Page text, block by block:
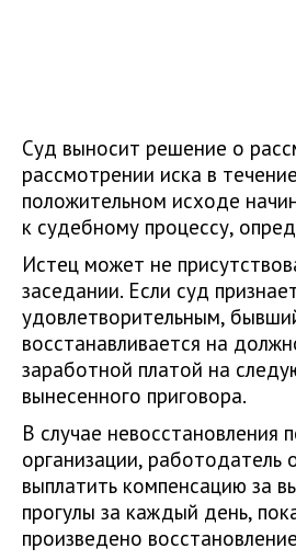
Суд выносит решение о
рассмотрении иска в
положительном исходе
к судебному процессу,
Истец может не
заседании. Если суд
удовлетворительным,
восстанавливается на
заработной платой на
вынесенного приговора.
В случае невосстановления
организации, работодатель
выплатить компенсацию за
прогулы за каждый день,
произведено